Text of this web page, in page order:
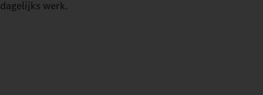
dagelijks werk.